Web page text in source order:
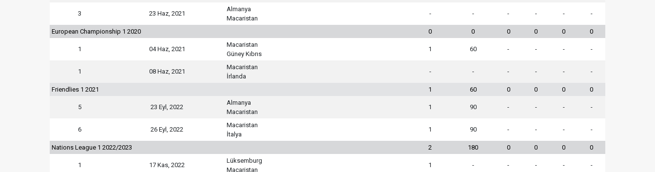
3 23 Haz, 2021
Almanya
Macaristan
- - - - - -
European Championship 1 2020 0 0 0 0 0 0
1 04 Haz, 2021
Macaristan
Güney Kıbrıs
1 60 - - - -
1 08 Haz, 2021
Macaristan
İrlanda
- - - - - -
Friendlies 1 2021 1 60 0 0 0 0
5 23 Eyl, 2022
Almanya
Macaristan
1 90 - - - -
6 26 Eyl, 2022
Macaristan
İtalya
1 90 - - - -
Nations League 1 2022/2023 2 180 0 0 0 0
1 17 Kas, 2022
Lüksemburg
Macaristan
1 - - - - -